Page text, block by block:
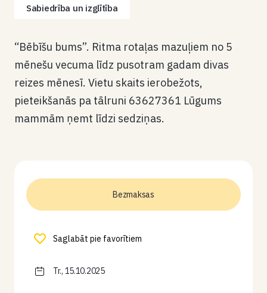
Sabiedrība un izglītība
“Bēbīšu bums”. Ritma rotaļas mazuļiem no 5
mēnešu vecuma līdz pusotram gadam divas
reizes mēnesī. Vietu skaits ierobežots,
pieteikšanās pa tālruni 63627361 Lūgums
mammām ņemt līdzi sedziņas.
Bezmaksas
Saglabāt pie favorītiem
Tr., 15.10.2025